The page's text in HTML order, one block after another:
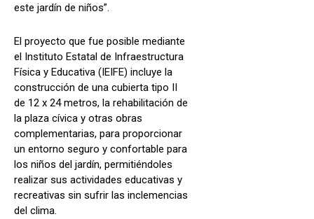
este jardín de niños”.
El proyecto que fue posible mediante
el Instituto Estatal de Infraestructura
Física y Educativa (IEIFE) incluye la
construcción de una cubierta tipo II
de 12 x 24 metros, la rehabilitación de
la plaza cívica y otras obras
complementarias, para proporcionar
un entorno seguro y confortable para
los niños del jardín, permitiéndoles
realizar sus actividades educativas y
recreativas sin sufrir las inclemencias
del clima.